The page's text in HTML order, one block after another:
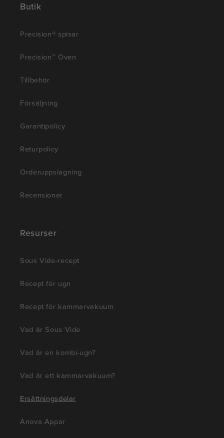
Butik
Precision® spisar
Precision™ Oven
Tillbehör
Försäljning
Garantipolicy
Returpolicy
Orderuppslagning
Recensioner
Resurser
Sous Vide-recept
Recept för ugn
Recept för kammarvakuum
Vad är Sous Vide
Vad är en kombi-ugn?
Vad är ett kammarvakuum?
Ersättningsdelar
Anova Appar